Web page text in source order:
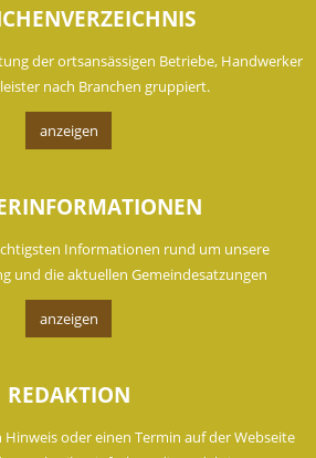
der ortsansässigen Betriebe, Handwerker
nach Branchen gruppiert.
anzeigen
Informationen rund um unsere
und die aktuellen Gemeindesatzungen
anzeigen
REDAKTION
oder einen Termin auf der Webseite